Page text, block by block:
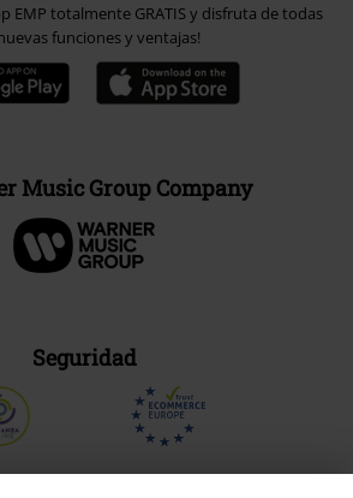
EMP totalmente GRATIS y disfruta de todas
funciones y ventajas!
Music Group Company
Seguridad